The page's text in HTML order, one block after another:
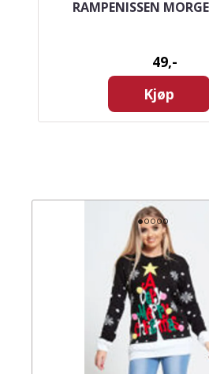
RAMPENISSEN
49,-
Kjøp